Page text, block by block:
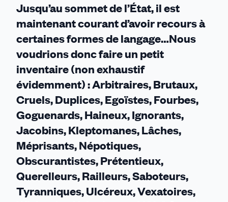
Jusqu’au sommet de l’État, il est
maintenant courant d’avoir recours à
certaines formes de langage…Nous
voudrions donc faire un petit
inventaire (non exhaustif
évidemment) : Arbitraires, Brutaux,
Cruels, Duplices, Egoïstes, Fourbes,
Goguenards, Haineux, Ignorants,
Jacobins, Kleptomanes, Lâches,
Méprisants, Népotiques,
Obscurantistes, Prétentieux,
Querelleurs, Railleurs, Saboteurs,
Tyranniques, Ulcéreux, Vexatoires,